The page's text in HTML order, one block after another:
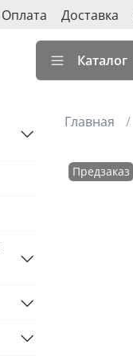
Оплата Доставка
Каталог
Главная
Предзаказ